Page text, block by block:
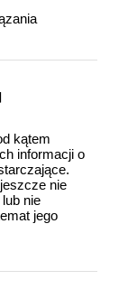
kątem
informacji o
nie
nie
jego